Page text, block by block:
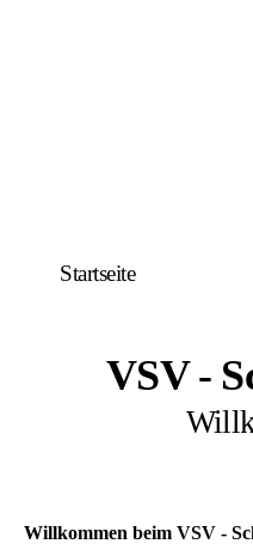
Startseite
VSV -
Willkommen beim VSV -